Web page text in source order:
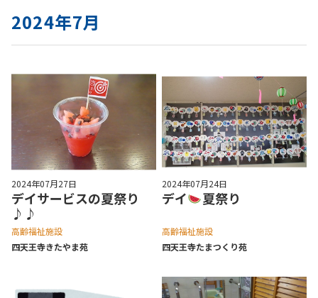
2024年7月
2024年07月27日
デイサービスの夏祭り
♪♪
高齢福祉施設
四天王寺きたやま苑
2024年07月24日
デイ 夏祭り
高齢福祉施設
四天王寺たまつくり苑